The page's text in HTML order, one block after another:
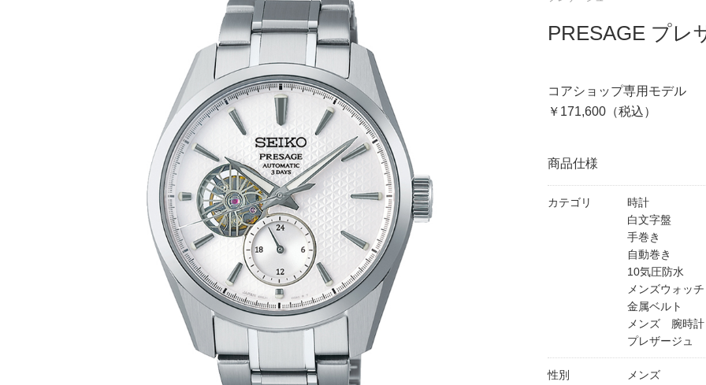
PRESAGE プレ
コアショップ専用モデル
￥171,600（税込）
商品仕様
カテゴリ
時計
白文字盤
手巻き
自動巻き
10気圧防水
メンズウォッチ
金属ベルト
メンズ 腕時計
プレザージュ
性別 メンズ